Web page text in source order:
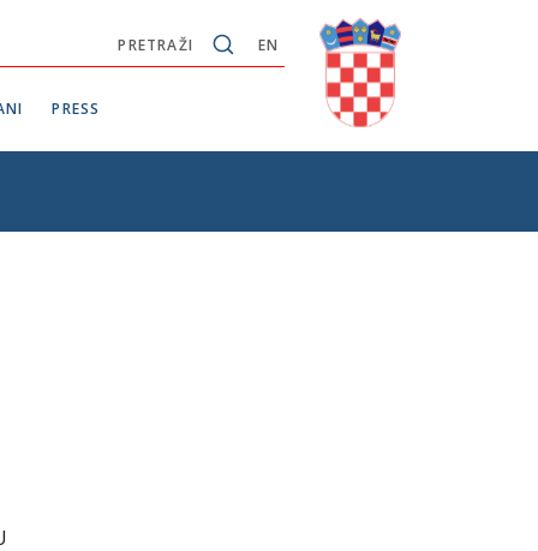
EN
PRETRAŽI
PRESS